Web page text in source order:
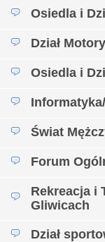
Osiedla i
Dział
Osiedla i
Świat
Forum
Rekreacja i
Gliwicach
Dział